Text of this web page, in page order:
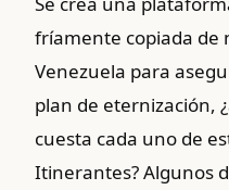
fríamente copiada de
Venezuela para
plan de eternización,
cuesta cada uno de
Itinerantes? Algunos